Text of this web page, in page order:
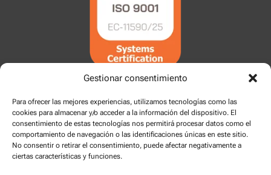
Gestionar consentimiento
Para ofrecer las mejores experiencias, utilizamos tecnologías como las
cookies para almacenar y/o acceder a la información del dispositivo. El
consentimiento de estas tecnologías nos permitirá procesar datos como el
comportamiento de navegación o las identificaciones únicas en este sitio.
No consentir o retirar el consentimiento, puede afectar negativamente a
ciertas características y funciones.